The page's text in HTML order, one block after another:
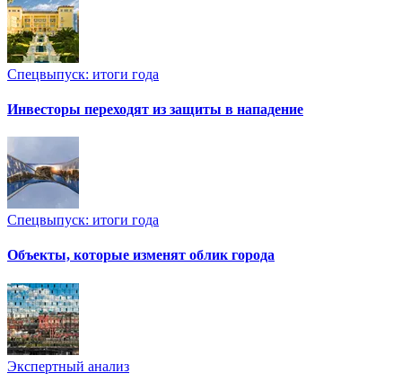
Спецвыпуск: итоги года
Инвесторы переходят из защиты в нападение
Спецвыпуск: итоги года
Объекты, которые изменят облик города
Экспертный анализ